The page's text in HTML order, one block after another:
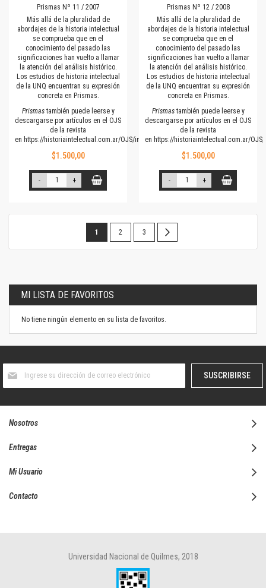
Prismas Nº 11 / 2007
Más allá de la pluralidad de
abordajes de la historia intelectual
se comprueba que en el
conocimiento del pasado las
significaciones han vuelto a llamar
la atención del análisis histórico.
Los estudios de historia intelectual
de la UNQ encuentran su expresión
concreta en Prismas.
Prismas también puede leerse y
descargarse por artículos en el OJS
de la revista
en https://historiaintelectual.com.ar/OJS/index.php/Prismas
$1.500,00
- +
Prismas Nº 12 / 2008
Más allá de la pluralidad de
abordajes de la historia intelectual
se comprueba que en el
conocimiento del pasado las
significaciones han vuelto a llamar
la atención del análisis histórico.
Los estudios de historia intelectual
de la UNQ encuentran su expresión
concreta en Prismas.
Prismas también puede leerse y
descargarse por artículos en el OJS
de la revista
en https://historiaintelectual.com.ar/
$1.500,00
- +
Página
Estás
página
1 Página
2 Página
3
MI LISTA DE FAVORITOS
No tiene ningún elemento en su lista de favoritos.
boletín
SUSCRIBIRSE
Nosotros
Entregas
Mi Usuario
Contacto
Universidad Nacional de Quilmes, 2018